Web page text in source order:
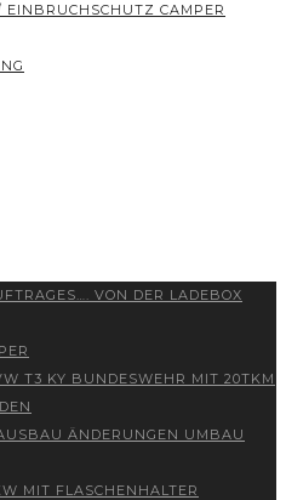
EINBRUCHSCHUTZ CAMPER
VON DER LADEBOX
T3 KY BUNDESWEHR MIT 20TKM
ÄNDERUNGEN UMBAU
MIT FLASCHENHALTER